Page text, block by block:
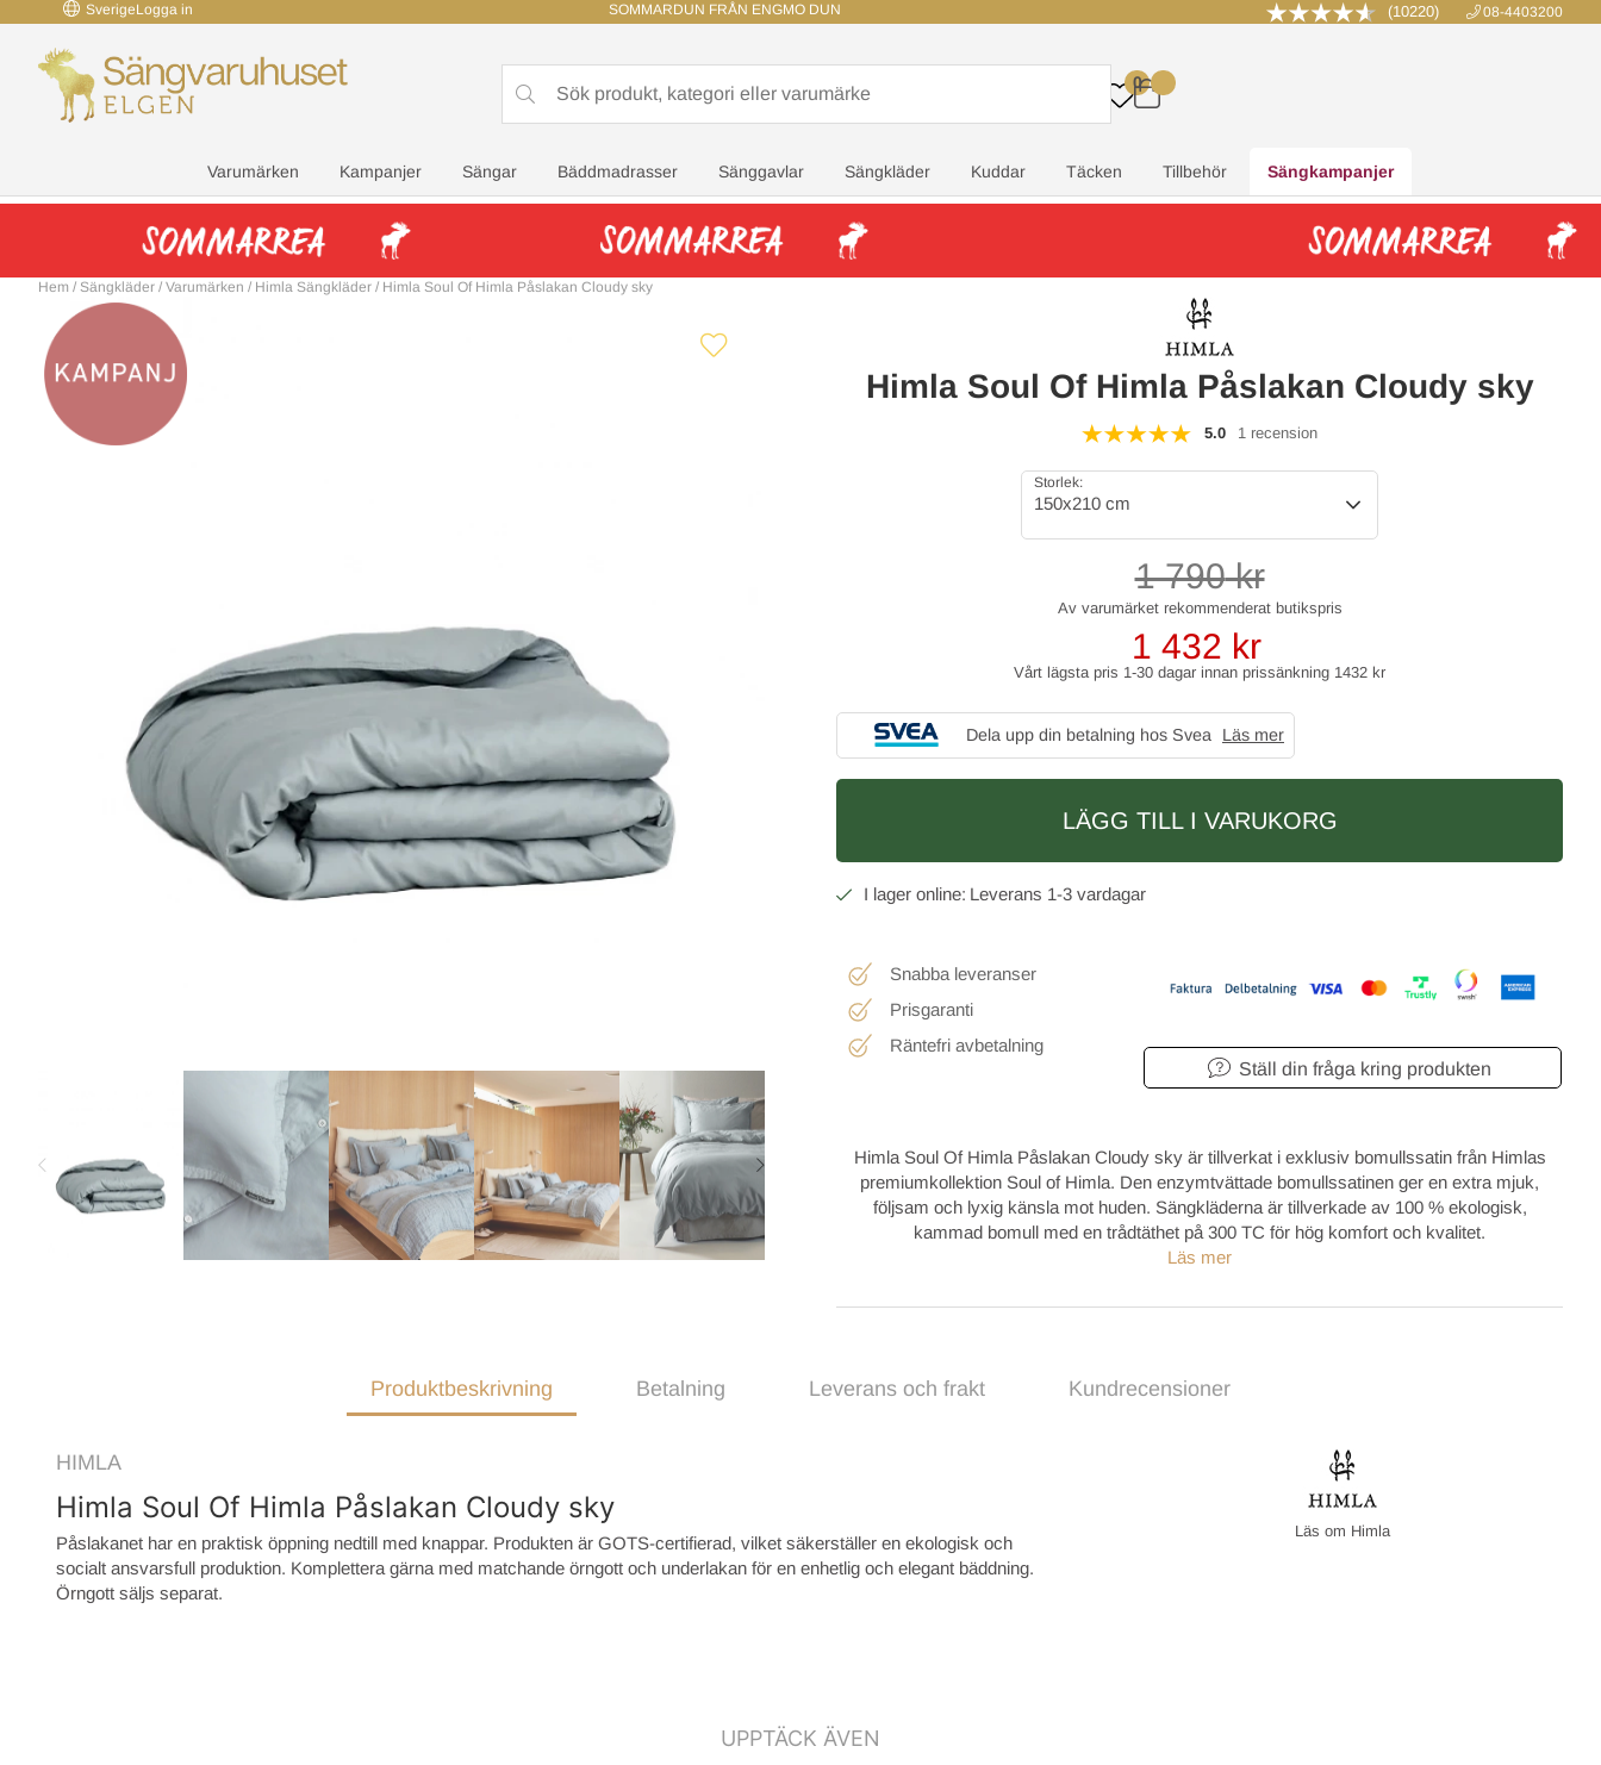
SverigeLogga in SOMMARDUN FRÅN ENGMO DUN (10220) 08-4403200
0
..
Varumärken Kampanjer Sängar Bäddmadrasser Sänggavlar Sängkläder Kuddar Täcken Tillbehör Sängkampanjer
Hem / Sängkläder / Varumärken / Himla Sängkläder / Himla Soul Of Himla Påslakan Cloudy sky
Himla Soul Of Himla Påslakan Cloudy sky
5.0 1 recension
Storlek:
150x210 cm
1 790kr
1 432 kr
Vårt lägsta pris 1-30 dagar innan prissänkning 1432 kr
Dela upp din betalning hos Svea Läs mer
LÄGG TILL I VARUKORG
1-3 vardagar
Snabba leveranser
Prisgaranti
Räntefri avbetalning
Ställ din fråga kring produkten
Himla Soul Of Himla Påslakan Cloudy sky är tillverkat i exklusiv bomullssatin från Himlas
premiumkollektion Soul of Himla. Den enzymtvättade bomullssatinen ger en extra mjuk,
följsam och lyxig känsla mot huden. Sängkläderna är tillverkade av 100 % ekologisk,
kammad bomull med en trådtäthet på 300 TC för hög komfort och kvalitet.
Läs mer
Produktbeskrivning
HIMLA
Himla Soul Of Himla Påslakan Cloudy sky
Påslakanet har en praktisk öppning nedtill med knappar. Produkten är GOTS-certifierad, vilket säkerställer en ekologisk och
socialt ansvarsfull produktion. Komplettera gärna med matchande örngott och underlakan för en enhetlig och elegant bäddning.
Örngott säljs separat.
Himla
Betalning Leverans och frakt Kundrecensioner
UPPTÄCK ÄVEN